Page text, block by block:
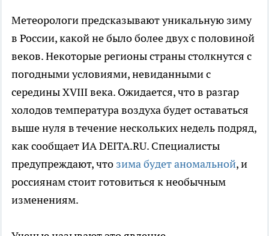
Метеорологи предсказывают уникальную зиму
в России, какой не было более двух с половиной
веков. Некоторые регионы страны столкнутся с
погодными условиями, невиданными с
середины XVIII века. Ожидается, что в разгар
холодов температура воздуха будет оставаться
выше нуля в течение нескольких недель подряд,
как сообщает ИА DEITA.RU. Специалисты
предупреждают, что зима будет аномальной, и
россиянам стоит готовиться к необычным
изменениям.